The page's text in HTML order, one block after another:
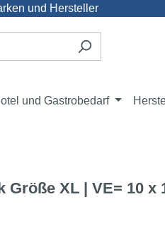
und Hersteller
und Gastrobedarf
XL | VE= 10 x